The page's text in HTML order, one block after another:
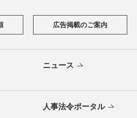
広告掲載のご案内
ニュース
人事法令ポータル